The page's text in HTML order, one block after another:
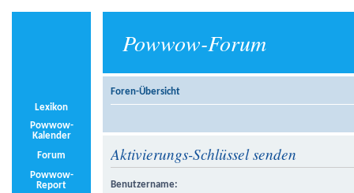
Powwow-Forum
Lexikon
Powwow-
Kalender
Forum
Powwow-
Report
Foren-Übersicht
Aktivierungs-Schlüssel senden
Benutzername: